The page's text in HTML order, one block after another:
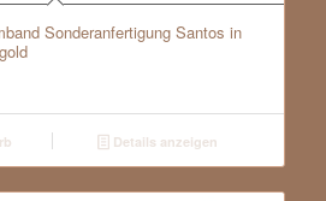
Sonderanfertigung Santos in
Details anzeigen